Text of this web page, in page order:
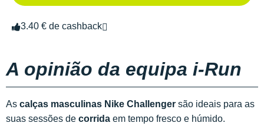
3.40 € de cashback
A opinião da equipa i-Run
As calças masculinas Nike Challenger são ideais para as
suas sessões de corrida em tempo fresco e húmido.